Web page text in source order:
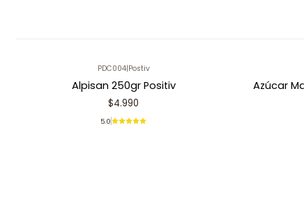
PDC004|Postiv
Alpisan 250gr Positiv
$4.990
5.0
Azúcar